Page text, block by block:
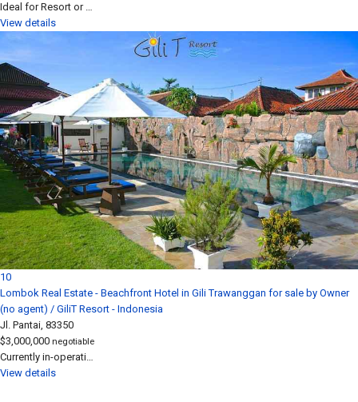
Ideal for Resort or …
View details
10
Lombok Real Estate - Beachfront Hotel in Gili Trawanggan for sale by Owner
(no agent) / GiliT Resort - Indonesia
Jl. Pantai, 83350
$3,000,000 negotiable
Currently in-operati…
View details